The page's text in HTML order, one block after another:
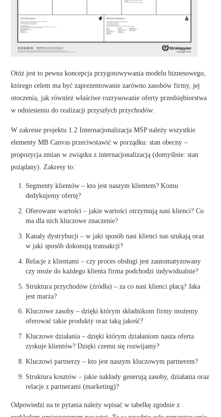
Otóż jest to pewna koncepcja przygotowywania modelu biznesowego,
którego celem ma być zaprezentowanie zarówno zasobów firmy, jej
otoczenia, jak również właściwe rozrysowanie oferty przedsiębiorstwa
w odniesieniu do realizacji przyszłych przychodów.
W zakresie projektu 1.2 Internacjonalizacja MŚP należy wszystkie
elementy MB Canvas przeciwstawić w porządku: stan obecny –
propozycja zmian w związku z internacjonalizacją (domyślnie: stan
pożądany). Zakresy to:
Segmenty klientów – kto jest naszym klientem? Komu
dedykujemy ofertę?
Oferowane wartości – jakie wartości otrzymują nasi klienci? Co
ma dla nich kluczowe znaczenie?
Kanały dystrybucji – w jaki sposób nasi klienci nas szukają oraz
w jaki sposób dokonują transakcji?
Relacje z klientami – czy proces obsługi jest zautomatyzowany
czy może do każdego klienta firma podchodzi indywidualnie?
Struktura przychodów (źródła) – za co nasi klienci płacą? Jaka
jest marża?
Kluczowe zasoby – dzięki którym składnikom firmy możemy
oferować takie produkty oraz taką jakość?
Kluczowe działania – dzięki którym działaniom nasza oferta
zyskuje klientów? Dzięki czemu się rozwijamy?
Kluczowi partnerzy – kto jest naszym kluczowym partnerem?
Struktura kosztów – jakie nakłady generują zasoby, działania oraz
relacje z partnerami (marketing)?
Odpowiedzi na te pytania należy wpisać w tabelkę zgodnie z